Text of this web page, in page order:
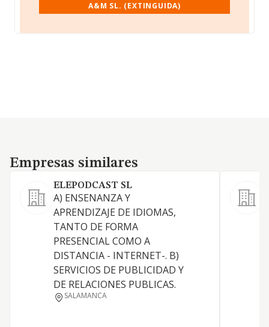
A&M SL. (EXTINGUIDA)
Empresas similares
Empresas similares
ELEPODCAST SL
A) ENSENANZA Y
APRENDIZAJE DE IDIOMAS,
TANTO DE FORMA
PRESENCIAL COMO A
DISTANCIA - INTERNET-. B)
SERVICIOS DE PUBLICIDAD Y
DE RELACIONES PUBLICAS.
SALAMANCA